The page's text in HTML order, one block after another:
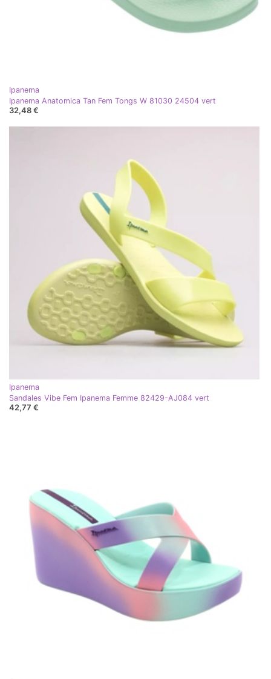
Ipanema
Ipanema Anatomica Tan Fem Tongs W 81030 24504 vert
32,48 €
Ipanema
Sandales Vibe Fem Ipanema Femme 82429-AJ084 vert
42,77 €